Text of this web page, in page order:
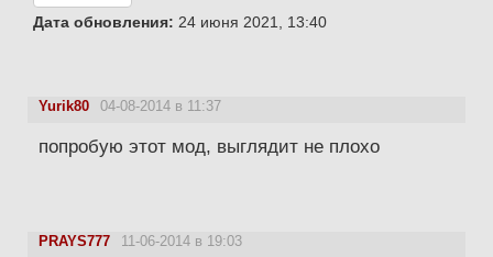
Дата обновления: 24 июня 2021, 13:40
Yurik80 04-08-2014 в 11:37
попробую этот мод, выглядит не плохо
PRAYS777 11-06-2014 в 19:03